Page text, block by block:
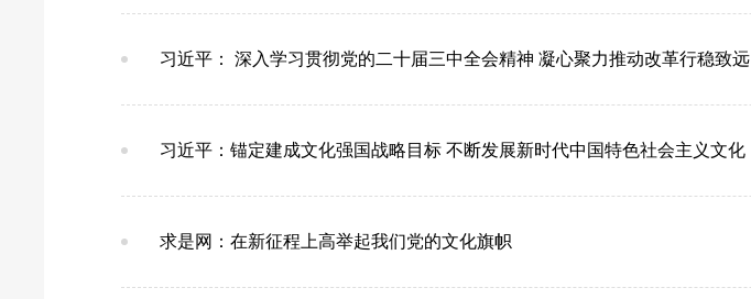
习近平： 深入学习贯彻党的二十届三中全会精神 凝心聚力推动改革行稳致远
习近平：锚定建成文化强国战略目标 不断发展新时代中国特色社会主义文化
求是网：在新征程上高举起我们党的文化旗帜